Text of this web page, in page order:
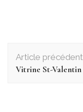
Article précédent
Vitrine St-Valentin